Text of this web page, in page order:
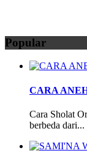
Popular
CARA
Cara Sholat
berbeda dari...